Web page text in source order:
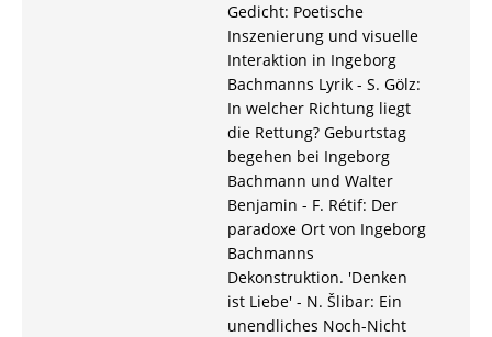
Gedicht: Poetische
Inszenierung und visuelle
Interaktion in Ingeborg
Bachmanns Lyrik - S. Gölz:
In welcher Richtung liegt
die Rettung? Geburtstag
begehen bei Ingeborg
Bachmann und Walter
Benjamin - F. Rétif: Der
paradoxe Ort von Ingeborg
Bachmanns
Dekonstruktion. 'Denken
ist Liebe' - N. Šlibar: Ein
unendliches Noch-Nicht